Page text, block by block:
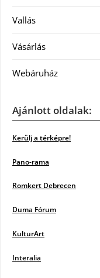
Vallás
Vásárlás
Webáruház
Ajánlott oldalak:
Kerülj a térképre!
Pano-rama
Romkert Debrecen
Duma Fórum
KulturArt
Interalia